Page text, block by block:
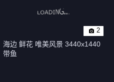
2
海边 鲜花 唯美风景 3440x1440
带鱼